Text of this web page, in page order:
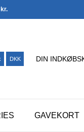
DKK DIN
GAVEKORT